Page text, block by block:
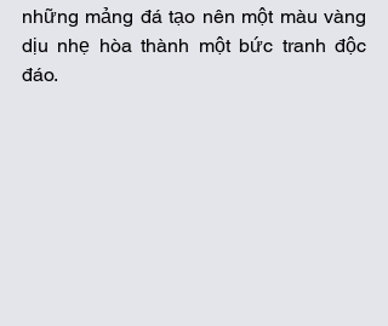
những mảng đá tạo nên một màu vàng
dịu nhẹ hòa thành một bức tranh độc
đáo.